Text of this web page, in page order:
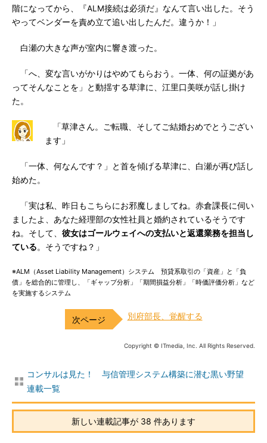
階になってから、『ALM接続は必須だ』なんて言い出した。そう
やってベンダーを責め立て追い出したんだ。違うか！」
白瀬の大きな声が室内に響き渡った。
「へ、変な言いがかりはやめてもらおう。一体、何の証拠があ
ってそんなことを」と動揺する草津に、江里口美咲が話し掛け
た。
「草津さん。ご転職、そしてご結婚おめでとうござい
ます」
「一体、何なんです？」と首を傾げる草津に、白瀬が再び話し
始めた。
「実は私、昨日もこちらにお邪魔しましてね。赤倉課長に伺い
ましたよ、あなた経理部の女性社員と婚約されているそうです
ね。そして、 彼女はゴールウェイへの支払いと返還業務を担当し
ている。そうですね？」
※ALM（Asset Liability Management）システム 預貸系取引の「資産」と「負
債」を総合的に管理し、「ギャップ分析」「期間損益分析」「時価評価分析」など
を実施するシステム
別府部長、覚醒する
Copyright © ITmedia, Inc. All Rights Reserved.
コンサルは見た！ 与信管理システム構築に潜む黒い野望
連載一覧
新しい連載記事が 38 件あります